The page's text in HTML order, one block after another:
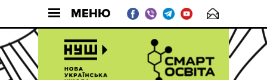
МЕНЮ